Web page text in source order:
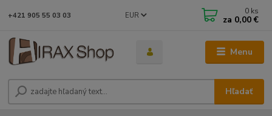
Menu
EUR
Hľadať
+421 905 55 03 03 0 ks
za 0,00 €